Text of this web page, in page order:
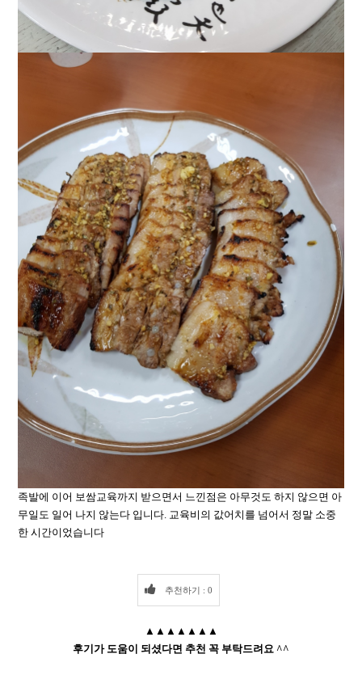
족발에 이어 보쌈교육까지 받으면서 느낀점은 아무것도 하지 않으면 아
무일도 일어 나지 않는다 입니다. 교육비의 값어치를 넘어서 정말 소중
한 시간이었습니다
추천하기 : 0
▲▲▲▲▲▲▲
후기가 도움이 되셨다면 추천 꼭 부탁드려요 ^^